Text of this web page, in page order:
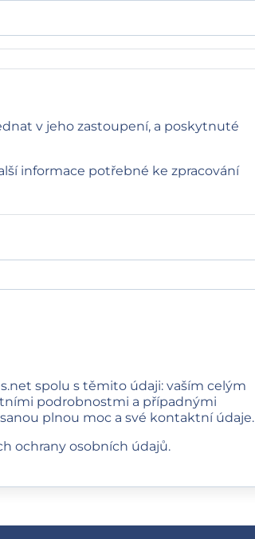
v jeho zastoupení, a poskytnuté
informace potřebné ke zpracování
spolu s těmito údaji: vaším celým
podrobnostmi a případnými
plnou moc a své kontaktní údaje.
ochrany osobních údajů.